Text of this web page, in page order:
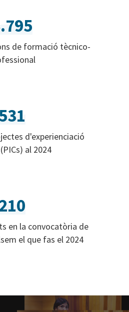
de formació tècnico-
d'experienciació
al 2024
en la convocatòria de
el que fas el 2024